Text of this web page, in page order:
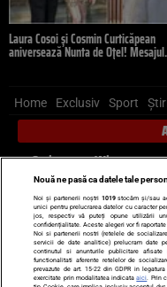
Laura Cosoi și Cosmin Curticăpean
aniversează Nunta de Oțel!
Home Exclusiv Sport
Scrie-ne pe Whatsapp,
Știri interne
Ultimele stiri
Diete
Nouă ne pasă ca datele tale
Noi și partenerii noștri 1019stocăm și/sau
unici pentru prelucrarea datelor cu caracter
jos, respectiv vă puteți opune utilizării
confidențialitate. Aceste alegeri vor fi
Noi si partenerii nostri (retelele de
servicii de date analitice) prelucram date
continutul si anunturile publicitare
functionalitati aferente retelelor de
prevazute de art. 15-22 din GDPR in
exercitate prin modalitatea indicataaici . Prin